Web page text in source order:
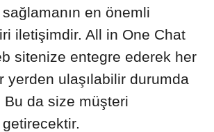
en önemli
iletişimdir. All in One Chat
sitenize entegre ederek her
yerden ulaşılabilir durumda
Bu da size müşteri